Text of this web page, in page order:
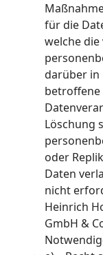
für die
welche
darüber in
betroffene
Löschung
oder
Daten
nicht
Heinrich
GmbH &